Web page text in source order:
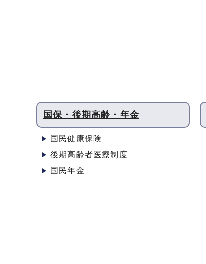
国保・後期高齢・年金
国民健康保険
後期高齢者医療制度
国民年金